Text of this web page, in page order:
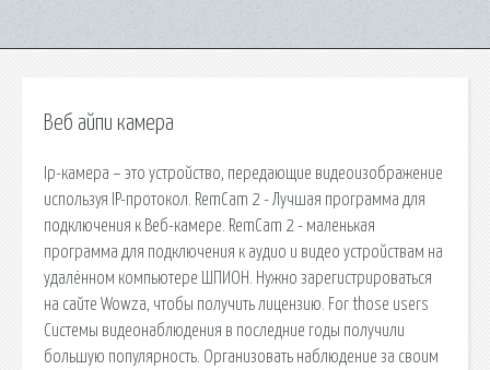
Веб айпи камера
Ip-камера – это устройство, передающие видеоизображение
используя IP-протокол. RemCam 2 - Лучшая программа для
подключения к Веб-камере. RemCam 2 - маленькая
программа для подключения к аудио и видео устройствам на
удалённом компьютере ШПИОН. Нужно зарегистрироваться
на сайте Wowza, чтобы получить лицензию. For those users
Системы видеонаблюдения в последние годы получили
большую популярность. Организовать наблюдение за своим